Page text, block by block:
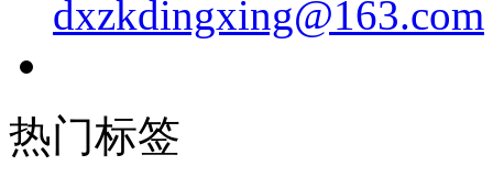
dxzkdingxing@163.com
热门标签